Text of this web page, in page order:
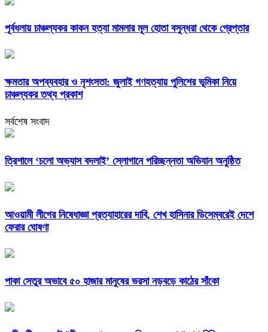
পূর্বধলায় চাঞ্চল্যকর কাকন হত্যা মামলার মূল হোতা বসুন্ধরা থেকে গ্রেপ্তার
ক্ষমতার অপব্যবহার ও নৃশংসতা: জুলাই গণহত্যায় পুলিশের ভূমিকা নিয়ে
চাঞ্চল্যকর তথ্য প্রকাশ
সর্বশেষ সংবাদ
‎ত্রিশালে ‘চলো অভ্যাস বদলাই’ স্লোগানে পরিচ্ছন্নতা অভিযান অনুষ্ঠিত
আওয়ামী লীগের নিষেধাজ্ঞা প্রত্যাহারের দাবি, শেখ হাসিনার ডিসেম্বরেই দেশে
ফেরার ঘোষণা
পাকা সেতুর অভাবে ৫০ হাজার মানুষের ভরসা নড়বড়ে কাঠের সাঁকো